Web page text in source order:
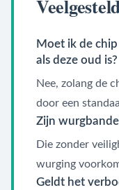
Moet ik de
als deze oud is?
Nee, zolang de
door een
Zijn
Die zonder
wurging
Geldt het